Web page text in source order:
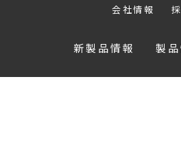
会社情報
新製品情報 製